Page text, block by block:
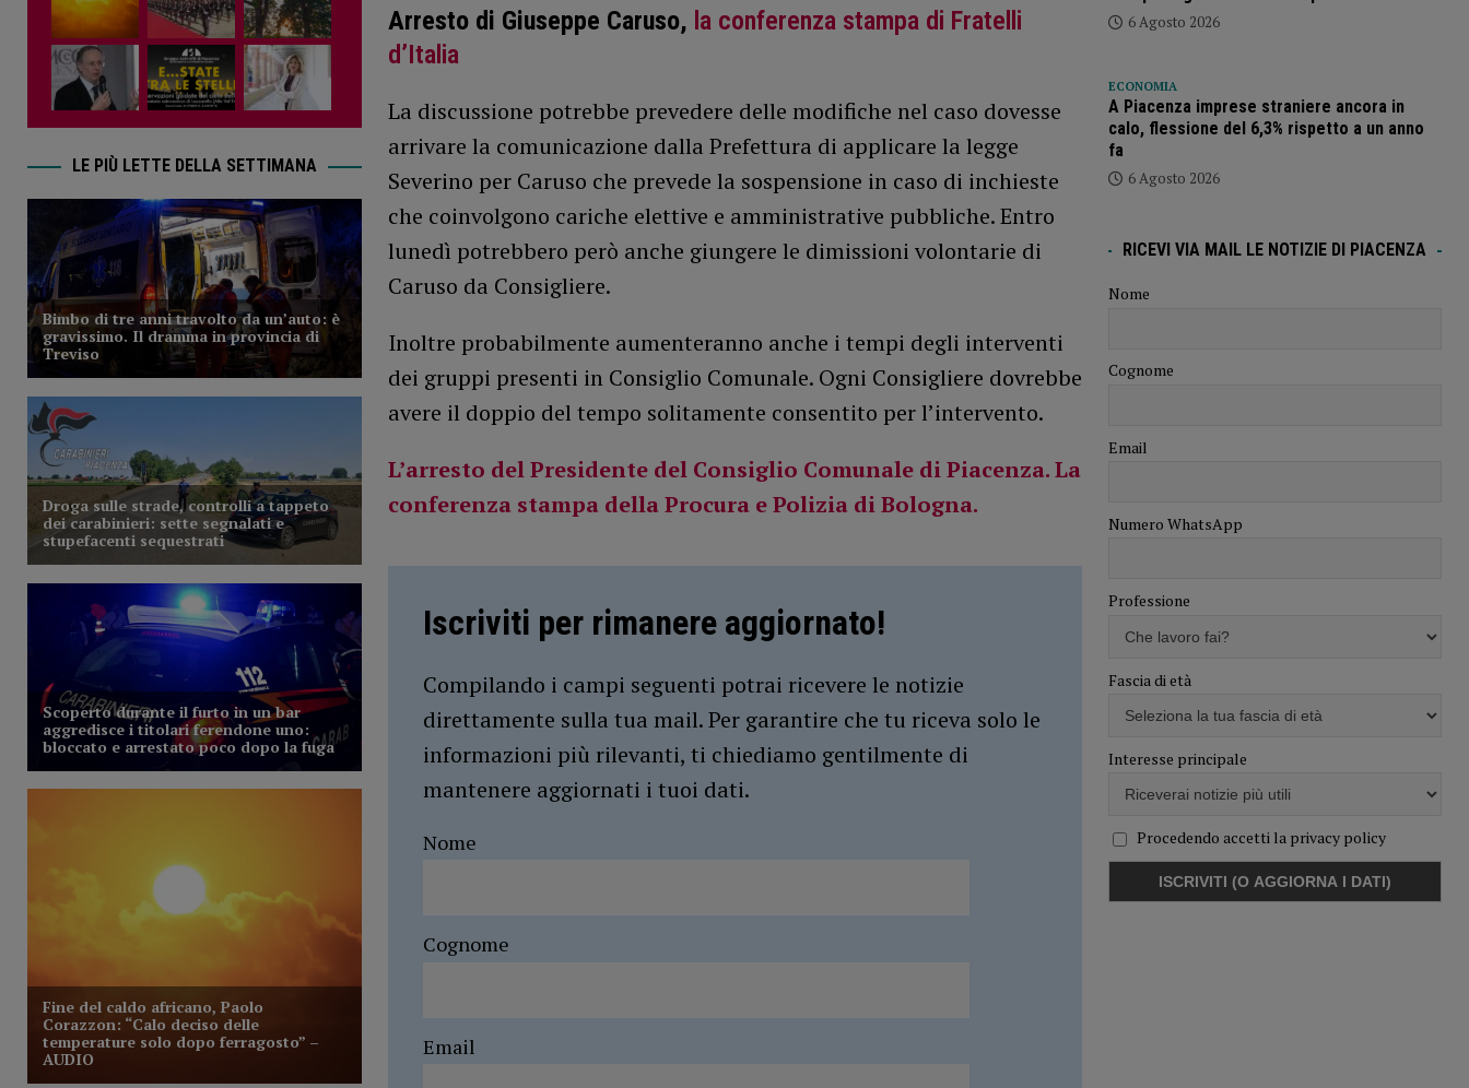
Arresto di Giuseppe Caruso, la conferenza stampa di Fratelli
d’Italia
La discussione potrebbe prevedere delle modifiche nel caso dovesse
arrivare la comunicazione dalla Prefettura di applicare la legge
Severino per Caruso che prevede la sospensione in caso di inchieste
che coinvolgono cariche elettive e amministrative pubbliche. Entro
lunedì potrebbero però anche giungere le dimissioni volontarie di
Caruso da Consigliere.
Inoltre probabilmente aumenteranno anche i tempi degli interventi
dei gruppi presenti in Consiglio Comunale. Ogni Consigliere dovrebbe
avere il doppio del tempo solitamente consentito per l’intervento.
L’arresto del Presidente del Consiglio Comunale di Piacenza. La
conferenza stampa della Procura e Polizia di Bologna.
Iscriviti per rimanere aggiornato!
Compilando i campi seguenti potrai ricevere le notizie
direttamente sulla tua mail. Per garantire che tu riceva solo le
informazioni più rilevanti, ti chiediamo gentilmente di
mantenere aggiornati i tuoi dati.
Nome
Cognome
Email
LE PIÙ LETTE DELLA SETTIMANA
6 Agosto 2026
ECONOMIA
A Piacenza imprese straniere ancora in
calo, flessione del 6,3% rispetto a un anno
fa
6 Agosto 2026
RICEVI VIA MAIL LE NOTIZIE DI PIACENZA
Nome
Cognome
Email
Numero WhatsApp
Professione
Fascia di età
Interesse principale
Procedendo accetti la privacy policy